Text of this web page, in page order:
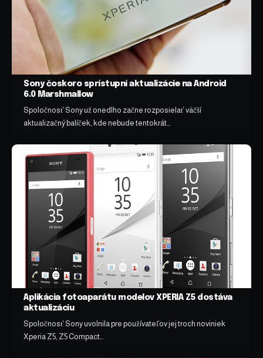
Sony čoskoro sprístupní aktualizácie na Android
6.0 Marshmallow
Spoločnosť Sony už onedlho začne rozposielať väčší
aktualizačný balíček, kde nebude tentokrát…
Aplikácia fotoaparátu modelov XPERIA Z5 dostáva
aktualizáciu
Spoločnosť Sony uvolnila pre používateľov jej troch noviniek
Xperia Z5, Z5 Compact…